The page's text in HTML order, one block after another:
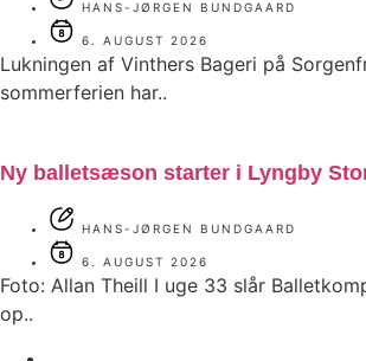
HANS-JØRGEN BUNDGAARD
6. AUGUST 2026
Lukningen af Vinthers Bageri på
sommerferien har..
Ny balletsæson starter i Lyngby
HANS-JØRGEN BUNDGAARD
6. AUGUST 2026
Foto: Allan Theill I uge 33 slår
op..